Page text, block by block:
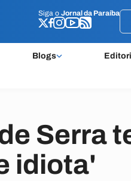
Siga o Jornal da Paraíba
Blogs
Siga o Jornal da Paraíba
Serra
idiota'